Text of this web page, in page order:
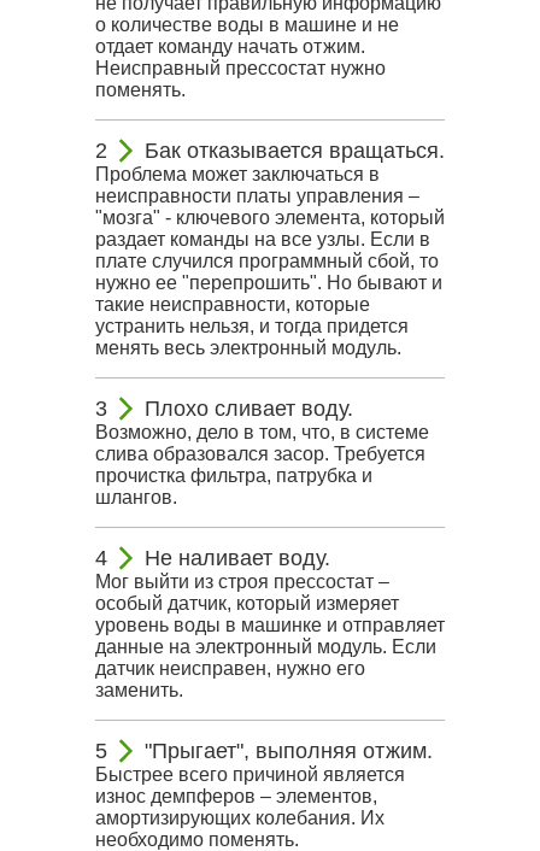
о количестве воды в машине и не
отдает команду начать отжим.
Неисправный прессостат нужно
поменять.
Бак отказывается вращаться.
Проблема может заключаться в
неисправности платы управления –
"мозга" - ключевого элемента, который
раздает команды на все узлы. Если в
плате случился программный сбой, то
нужно ее "перепрошить". Но бывают и
такие неисправности, которые
устранить нельзя, и тогда придется
менять весь электронный модуль.
Плохо сливает воду.
Возможно, дело в том, что, в системе
слива образовался засор. Требуется
прочистка фильтра, патрубка и
шлангов.
Не наливает воду.
Мог выйти из строя прессостат –
особый датчик, который измеряет
уровень воды в машинке и отправляет
данные на электронный модуль. Если
датчик неисправен, нужно его
заменить.
"Прыгает", выполняя отжим.
Быстрее всего причиной является
износ демпферов – элементов,
амортизирующих колебания. Их
необходимо поменять.